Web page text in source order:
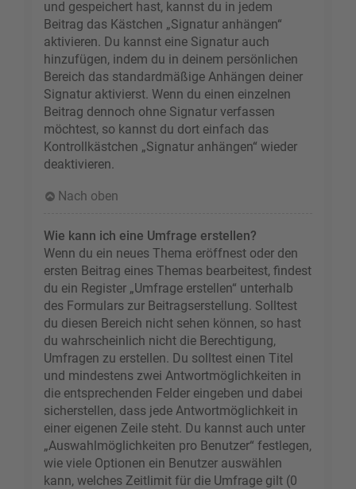
und gespeichert hast, kannst du in jedem
Beitrag das Kästchen „Signatur anhängen“
aktivieren. Du kannst eine Signatur auch
hinzufügen, indem du in deinem persönlichen
Bereich das standardmäßige Anhängen deiner
Signatur aktivierst. Wenn du einen einzelnen
Beitrag dennoch ohne Signatur verfassen
möchtest, so kannst du dort einfach das
Kontrollkästchen „Signatur anhängen“ wieder
deaktivieren.
Nach oben
Wie kann ich eine Umfrage erstellen?
Wenn du ein neues Thema eröffnest oder den
ersten Beitrag eines Themas bearbeitest, findest
du ein Register „Umfrage erstellen“ unterhalb
des Formulars zur Beitragserstellung. Solltest
du diesen Bereich nicht sehen können, so hast
du wahrscheinlich nicht die Berechtigung,
Umfragen zu erstellen. Du solltest einen Titel
und mindestens zwei Antwortmöglichkeiten in
die entsprechenden Felder eingeben und dabei
sicherstellen, dass jede Antwortmöglichkeit in
einer eigenen Zeile steht. Du kannst auch unter
„Auswahlmöglichkeiten pro Benutzer“ festlegen,
wie viele Optionen ein Benutzer auswählen
kann, welches Zeitlimit für die Umfrage gilt (0